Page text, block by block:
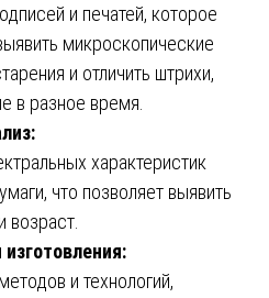
и печатей, которое
микроскопические
и отличить штрихи,
в разное время.
характеристик
что позволяет выявить
возраст.
и технологий,